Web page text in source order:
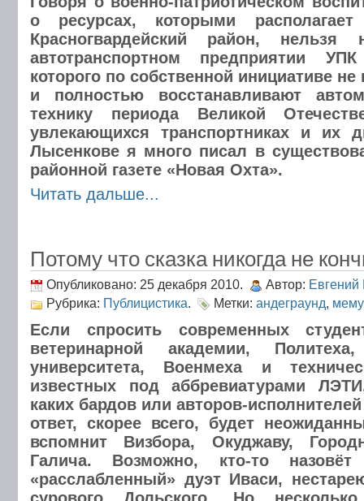
о ресурсах, которыми
Красногвардейский район,
автотранспортном предприятии
которого по собственной инициативе
и полностью восстанавливают
технику периода Великой
увлекающихся транспортниках и их
Лысенкове я много писал в
районной газете «Новая Охта».
Читать дальше...
Потому что сказка никогда не
Опубликовано: 25 декабря 2010. Автор: Евгений
Рубрика: Публицистика. Метки: андеграунд,
Если спросить современных
ветеринарной академии, Политеха,
университета, Военмеха и
известных под аббревиатурами
каких бардов или авторов-
ответ, скорее всего, будет
вспомнит Визбора, Окуджаву,
Галича. Возможно, кто-то
«расслабленный» дуэт Иваси,